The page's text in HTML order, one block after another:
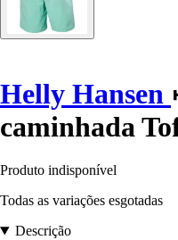
Helly Hansen
caminhada
Produto indisponível
Todas as variações esgotadas
Descrição